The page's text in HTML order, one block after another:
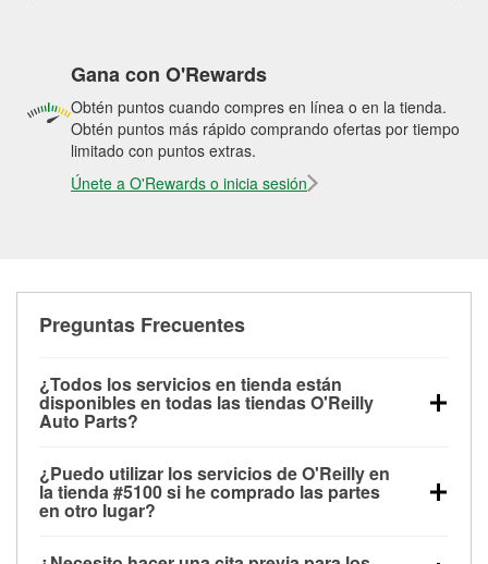
Gana con O'Rewards
Obtén puntos cuando compres en línea o en la tienda.
Obtén puntos más rápido comprando ofertas por tiempo
limitado con puntos extras.
Únete a O'Rewards o inicia sesión
Preguntas Frecuentes
¿Todos los servicios en tienda están
disponibles en todas las tiendas O'Reilly
Auto Parts?
las pruebas de batería, pruebas de alternador y
motor de arranque, revisión de la luz “Check Engine”
con O'Reilly VeriScan® e instalación de
limpiaparabrisas o bombillas, están disponibles en
¿Puedo utilizar los servicios de O'Reilly en
la tienda #5100 si he comprado las partes
en otro lugar?